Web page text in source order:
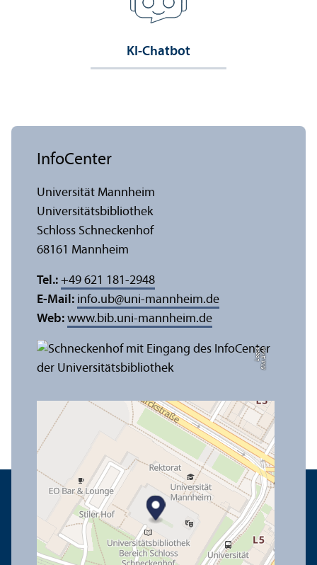
KI-Chatbot
Bil
d:
A
n
n
a
L
o
g
u
e
InfoCenter
Universität Mannheim
Universitäts­bibliothek
Schloss Schneckenhof
68161 Mannheim
Tel.: +49 621 181-2948
E-Mail: info.ub@uni-mannheim.de
Web: www.bib.uni-mannheim.de